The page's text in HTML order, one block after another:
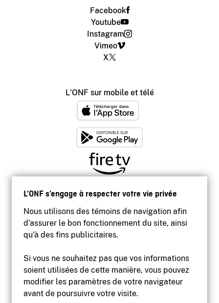
L’ONF s’engage à respecter votre vie privée
Nous utilisons des témoins de navigation afin
d’assurer le bon fonctionnement du site, ainsi
qu’à des fins publicitaires.
Si vous ne souhaitez pas que vos informations
soient utilisées de cette manière, vous pouvez
modifier les paramètres de votre navigateur
avant de poursuivre votre visite.
Facebook
Youtube
Instagram
Vimeo
X
L'ONF sur mobile et télé
Accessibilité
Site institutionnel